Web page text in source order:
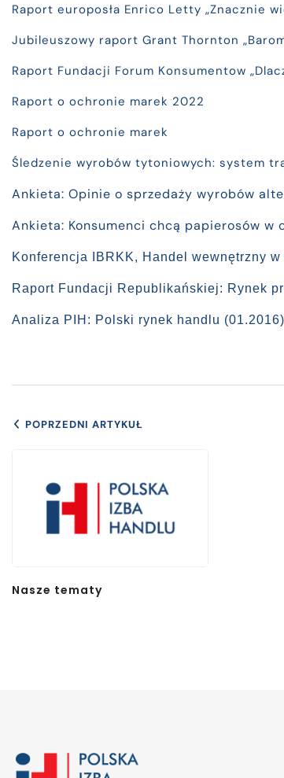
Raport europosła Enrico Letty „Znacznie
Jubileuszowy raport Grant Thornton
Raport Fundacji Forum Konsumentow
Raport o ochronie marek 2022
Raport o ochronie marek
Śledzenie wyrobów tytoniowych: system
Ankieta: Opinie o sprzedaży wyrobów
Ankieta: Konsumenci chcą papierosów w
Konferencja IBRKK, Handel wewnętrzny
Raport Fundacji Republikańskiej: Rynek
Analiza PIH: Polski rynek handlu
POPRZEDNI ARTYKUŁ
Nasze tematy